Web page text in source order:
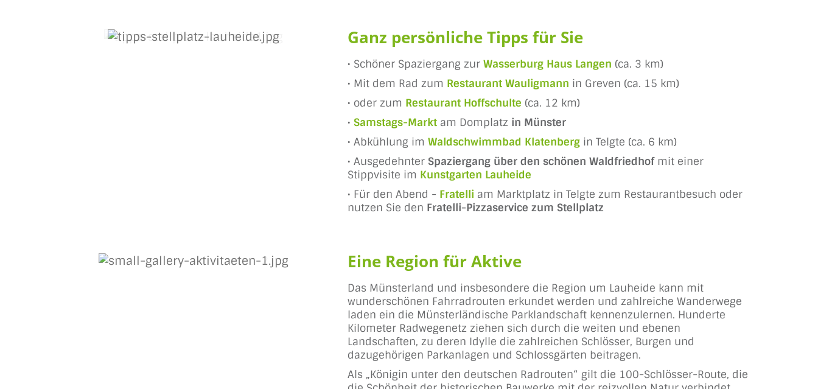
Ganz persönliche Tipps für Sie
• Schöner Spaziergang zur Wasserburg Haus Langen (ca. 3 km)
• Mit dem Rad zum Restaurant Wauligmann in Greven (ca. 15 km)
• oder zum Restaurant Hoffschulte (ca. 12 km)
• Samstags-Markt am Domplatz in Münster
• Abkühlung im Waldschwimmbad Klatenberg in Telgte (ca. 6 km)
• Ausgedehnter Spaziergang über den schönen Waldfriedhofmit einer
Stippvisite im Kunstgarten Lauheide
• Für den Abend - Fratelli am Marktplatz in Telgte zum Restaurantbesuch oder
nutzen Sie den Fratelli-Pizzaservice zum Stellplatz
Eine Region für Aktive
Das Münsterland und insbesondere die Region um Lauheide kann mit
wunderschönen Fahrradrouten erkundet werden und zahlreiche Wanderwege
laden ein die Münsterländische Parklandschaft kennenzulernen. Hunderte
Kilometer Radwegenetz ziehen sich durch die weiten und ebenen
Landschaften, zu deren Idylle die zahlreichen Schlösser, Burgen und
dazugehörigen Parkanlagen und Schlossgärten beitragen.
Als „Königin unter den deutschen Radrouten“ gilt die 100-Schlösser-Route, die